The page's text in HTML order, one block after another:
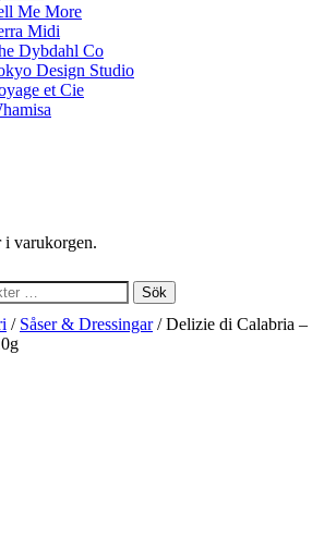
Me More
Midi
Dybdahl Co
Design Studio
et Cie
i varukorgen.
Sök
/ Såser & Dressingar/ Delizie di Calabria –